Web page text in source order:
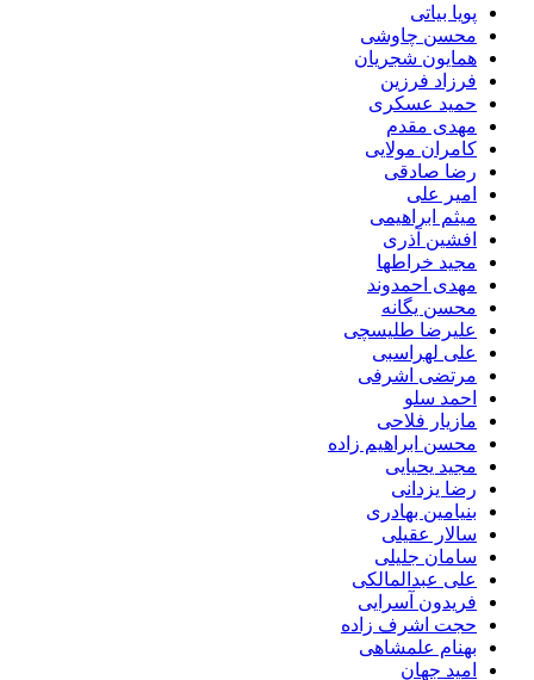
پویا بیاتی
محسن چاوشی
همایون شجریان
فرزاد فرزین
حمید عسکری
مهدی مقدم
کامران مولایی
رضا صادقی
امیر علی
میثم ابراهیمی
افشین آذری
مجید خراطها
مهدی احمدوند
محسن یگانه
علیرضا طلیسچی
علی لهراسبی
مرتضی اشرفی
احمد سلو
مازیار فلاحی
محسن ابراهیم زاده
مجید یحیایی
رضا یزدانی
بنیامین بهادری
سالار عقیلی
سامان جلیلی
علی عبدالمالکی
فریدون آسرایی
حجت اشرف زاده
بهنام علمشاهی
امید جهان